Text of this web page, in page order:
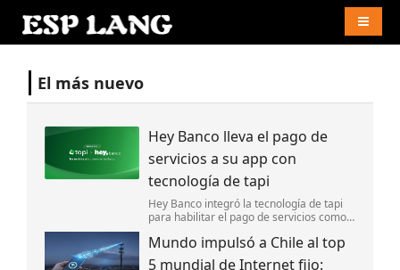
El más nuevo
Hey Banco lleva el pago de
servicios a su app con
tecnología de tapi
Hey Banco integró la tecnología de tapi
para habilitar el pago de servicios como
México.
Mundo impulsó a Chile al top
5 mundial de Internet fijo: